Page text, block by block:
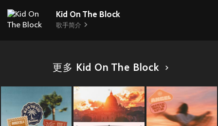
Kid On The Block
歌手简介
更多 Kid On The Block